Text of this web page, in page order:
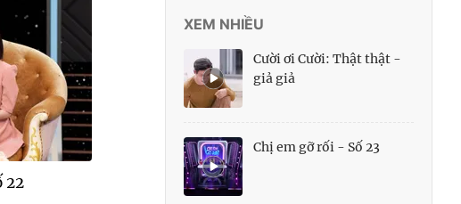
22
XEM NHIỀU
Cười ơi Cười: Thật thật -
giả giả
Chị em gỡ rối - Số 23